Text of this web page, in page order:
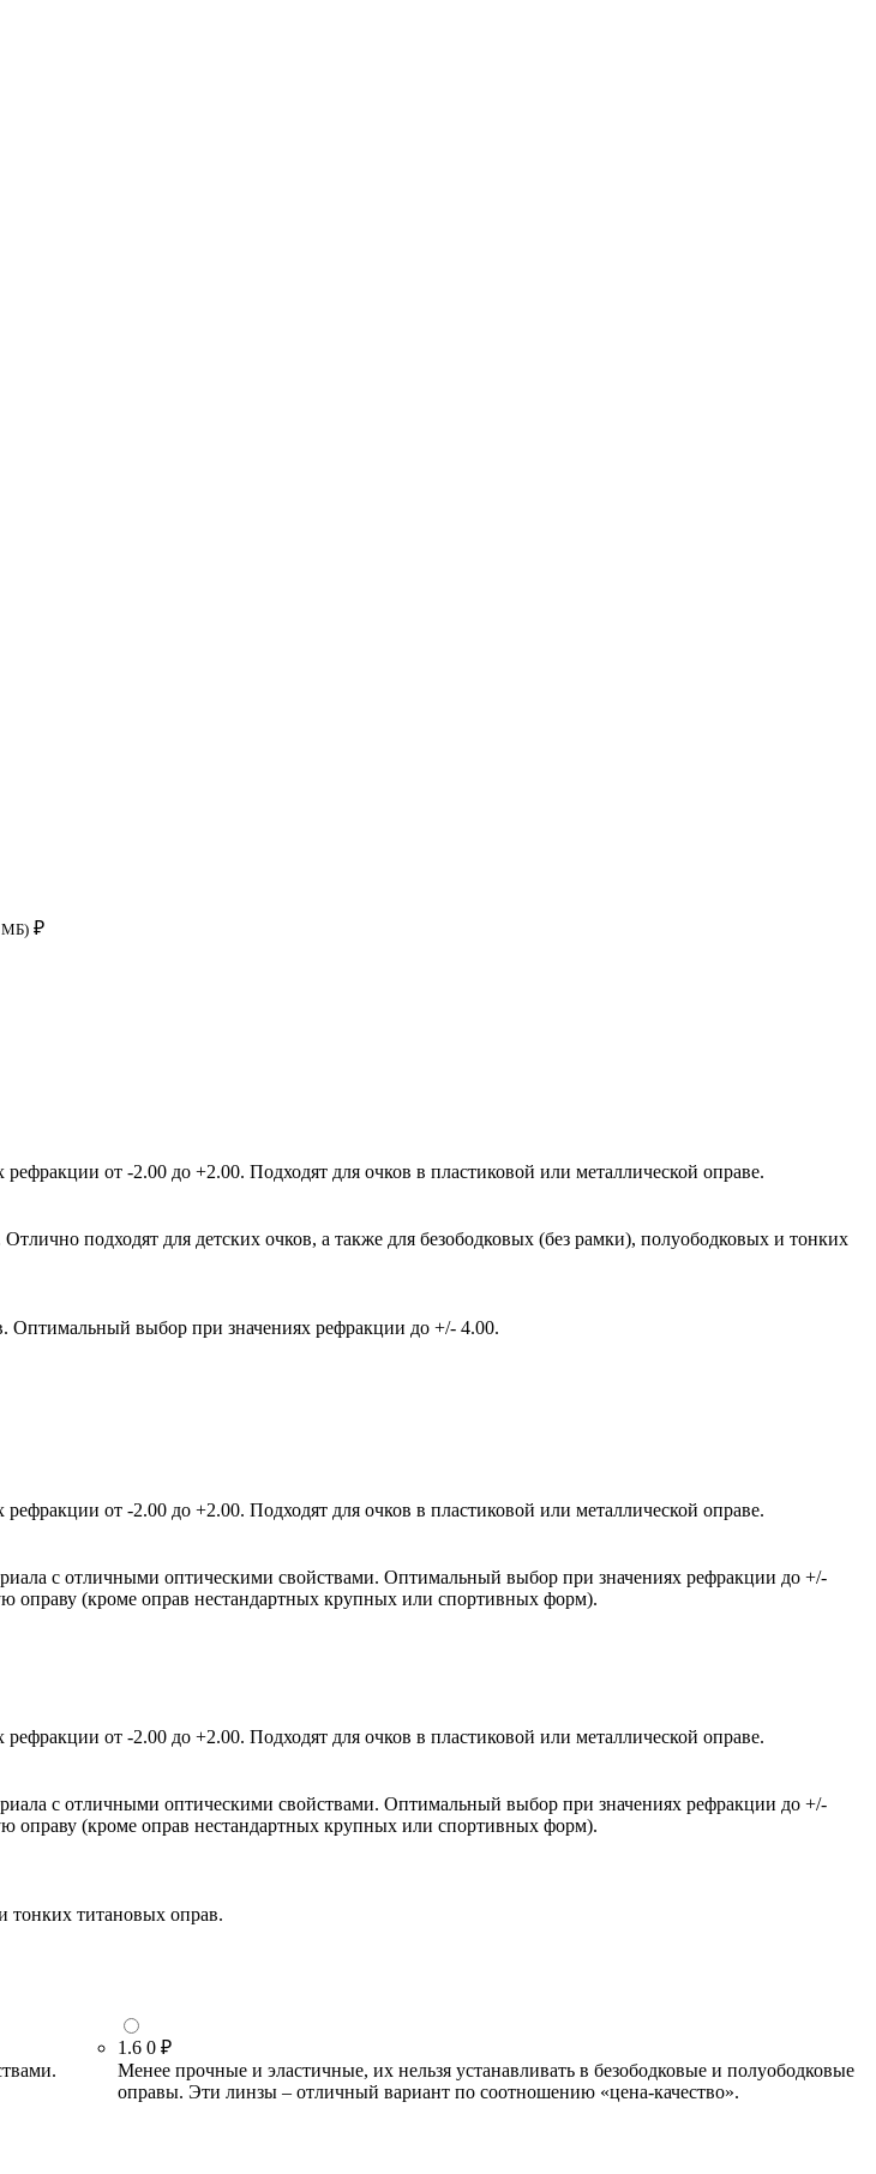
МБ) ₽
от -2.00 до +2.00. Подходят для очков в пластиковой или металлической оправе.
подходят для детских очков, а также для безободковых (без рамки), полуободковых и тонких
Оптимальный выбор при значениях рефракции до +/- 4.00.
от -2.00 до +2.00. Подходят для очков в пластиковой или металлической оправе.
с отличными оптическими свойствами. Оптимальный выбор при значениях рефракции до +/-
оправу (кроме оправ нестандартных крупных или спортивных форм).
от -2.00 до +2.00. Подходят для очков в пластиковой или металлической оправе.
с отличными оптическими свойствами. Оптимальный выбор при значениях рефракции до +/-
оправу (кроме оправ нестандартных крупных или спортивных форм).
тонких титановых оправ.
1.6 0 ₽
Менее прочные и эластичные, их нельзя устанавливать в безободковые и полуободковые
оправы. Эти линзы – отличный вариант по соотношению «цена-качество».